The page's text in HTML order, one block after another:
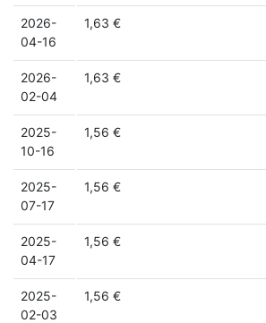
2026-
04-16
1,63 €
2026-
02-04
1,63 €
2025-
10-16
1,56 €
2025-
07-17
1,56 €
2025-
04-17
1,56 €
2025-
02-03
1,56 €